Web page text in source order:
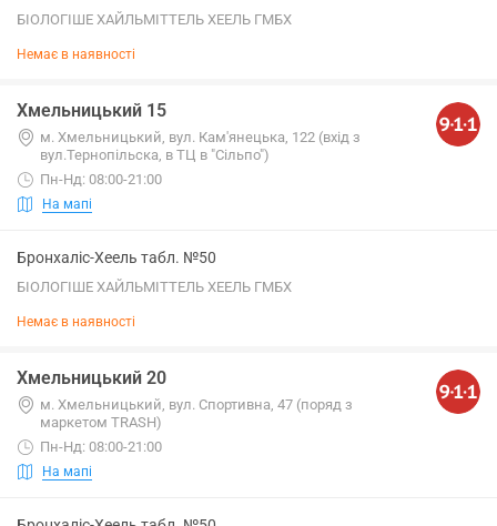
БІОЛОГІШЕ ХАЙЛЬМІТТЕЛЬ ХЕЕЛЬ ГМБХ
Немає в наявності
Хмельницький 15
м. Хмельницький, вул. Кам'янецька, 122 (вхід з
вул.Тернопільска, в ТЦ в "Сільпо")
Пн-Нд: 08:00-21:00
На мапі
Бронхаліс-Хеель табл. №50
БІОЛОГІШЕ ХАЙЛЬМІТТЕЛЬ ХЕЕЛЬ ГМБХ
Немає в наявності
Хмельницький 20
м. Хмельницький, вул. Спортивна, 47 (поряд з
маркетом TRASH)
Пн-Нд: 08:00-21:00
На мапі